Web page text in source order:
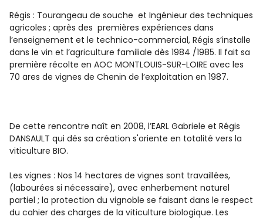
Régis : Tourangeau de souche et Ingénieur des techniques
agricoles ; après des premières expériences dans
l’enseignement et le technico-commercial, Régis s’installe
dans le vin et l’agriculture familiale dès 1984 /1985. Il fait sa
première récolte en AOC MONTLOUIS-SUR-LOIRE avec les
70 ares de vignes de Chenin de l’exploitation en 1987.
De cette rencontre naît en 2008, l’EARL Gabriele et Régis
DANSAULT qui dés sa création s'oriente en totalité vers la
viticulture BIO.
Les vignes : Nos 14 hectares de vignes sont travaillées,
(labourées si nécessaire), avec enherbement naturel
partiel ; la protection du vignoble se faisant dans le respect
du cahier des charges de la viticulture biologique. Les